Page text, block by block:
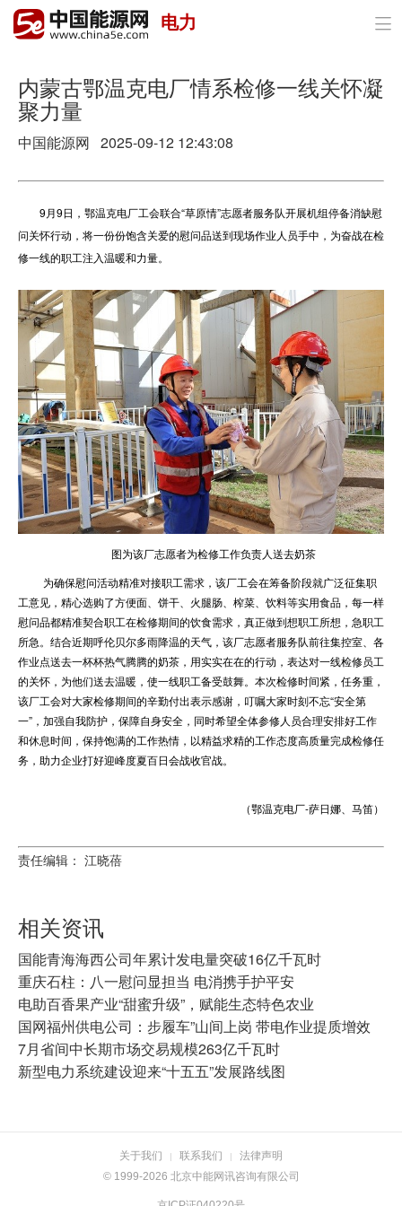
政策与经济
电力
新能源
节能环保
分布式能源
电力 
内蒙古鄂温克电厂情系检修一线关怀凝
聚力量
中国能源网 2025-09-12 12:43:08
9月9日，鄂温克电厂工会联合“草原情”志愿者服务队开展机组停备消缺慰
问关怀行动，将一份份饱含关爱的慰问品送到现场作业人员手中，为奋战在检
修一线的职工注入温暖和力量。
图为该厂志愿者为检修工作负责人送去奶茶
为确保慰问活动精准对接职工需求，该厂工会在筹备阶段就广泛征集职
工意见，精心选购了方便面、饼干、火腿肠、榨菜、饮料等实用食品，每一样
慰问品都精准契合职工在检修期间的饮食需求，真正做到想职工所想，急职工
所急。结合近期呼伦贝尔多雨降温的天气，该厂志愿者服务队前往集控室、各
作业点送去一杯杯热气腾腾的奶茶，用实实在在的行动，表达对一线检修员工
的关怀，为他们送去温暖，使一线职工备受鼓舞。本次检修时间紧，任务重，
该厂工会对大家检修期间的辛勤付出表示感谢，叮嘱大家时刻不忘“安全第
一”，加强自我防护，保障自身安全，同时希望全体参修人员合理安排好工作
和休息时间，保持饱满的工作热情，以精益求精的工作态度高质量完成检修任
务，助力企业打好迎峰度夏百日会战收官战。
（鄂温克电厂-萨日娜、马笛）
责任编辑： 江晓蓓
相关资讯
国能青海海西公司年累计发电量突破16亿千瓦时
重庆石柱：八一慰问显担当 电消携手护平安
电助百香果产业“甜蜜升级”，赋能生态特色农业
国网福州供电公司：步履车”山间上岗 带电作业提质增效
7月省间中长期市场交易规模263亿千瓦时
新型电力系统建设迎来“十五五”发展路线图
关于我们 | 联系我们 |
法律声明
© 1999-2026 北京中能网讯咨询有限公司